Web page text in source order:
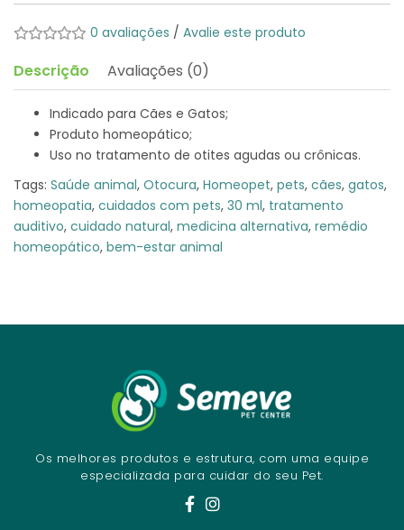
0 avaliações / Avalie este produto
Descrição Avaliações (0)
Indicado para Cães e Gatos;
Produto homeopático;
Uso no tratamento de otites agudas ou crônicas.
Tags: Saúde animal, Otocura, Homeopet, pets, cães, gatos,
homeopatia, cuidados com pets, 30 ml, tratamento
auditivo, cuidado natural, medicina alternativa, remédio
homeopático, bem-estar animal
Os melhores produtos e estrutura, com uma equipe
especializada para cuidar do seu Pet.